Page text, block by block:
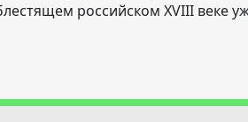
российском XVIII веке